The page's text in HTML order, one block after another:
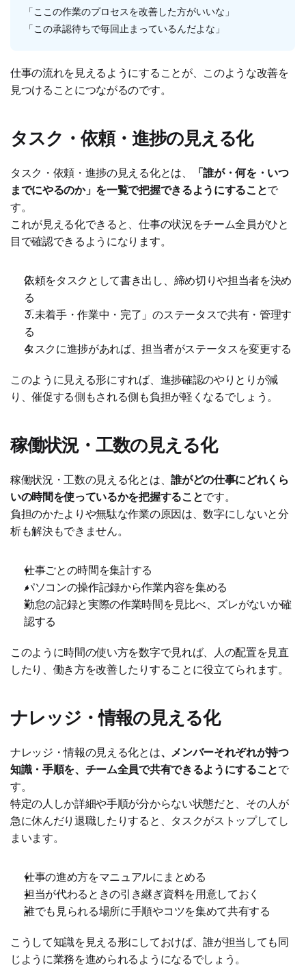
「ここの作業のプロセスを改善した方がいいな」
「この承認待ちで毎回止まっているんだよな」
仕事の流れを見えるようにすることが、このような改善を
見つけることにつながるのです。
タスク・依頼・進捗の見える化
タスク・依頼・進捗の見える化とは、
「誰が・何を・いつ
までにやるのか」を一覧で把握できるようにすることで
す。
これが見える化できると、仕事の状況をチーム全員がひと
目で確認できるようになります。
依頼をタスクとして書き出し、締め切りや担当者を決め
る
「未着手・作業中・完了」のステータスで共有・管理す
る
タスクに進捗があれば、担当者がステータスを変更する
このように見える形にすれば、進捗確認のやりとりが減
り、催促する側もされる側も負担が軽くなるでしょう。
稼働状況・工数の見える化
稼働状況・工数の見える化とは、誰がどの仕事にどれくら
いの時間を使っているかを把握することです。
負担のかたよりや無駄な作業の原因は、数字にしないと分
析も解決もできません。
仕事ごとの時間を集計する
パソコンの操作記録から作業内容を集める
勤怠の記録と実際の作業時間を見比べ、ズレがないか確
認する
このように時間の使い方を数字で見れば、人の配置を見直
したり、働き方を改善したりすることに役立てられます。
ナレッジ・情報の見える化
ナレッジ・情報の見える化とは、メンバーそれぞれが持つ
知識・手順を、チーム全員で共有できるようにすることで
す。
特定の人しか詳細や手順が分からない状態だと、その人が
急に休んだり退職したりすると、タスクがストップしてし
まいます。
仕事の進め方をマニュアルにまとめる
担当が代わるときの引き継ぎ資料を用意しておく
誰でも見られる場所に手順やコツを集めて共有する
こうして知識を見える形にしておけば、誰が担当しても同
じように業務を進められるようになるでしょう。